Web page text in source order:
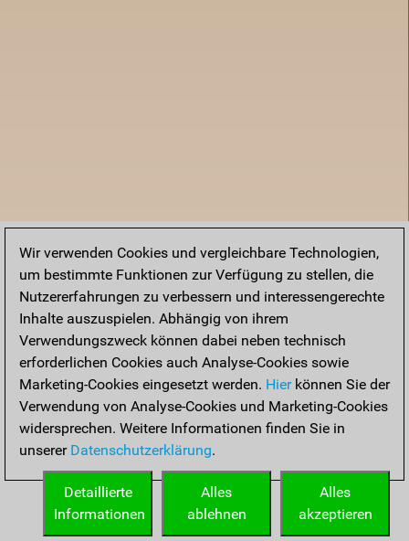
Startseite
Wir verwenden Cookies und vergleichbare Technologien,
um bestimmte Funktionen zur Verfügung zu stellen, die
Nutzererfahrungen zu verbessern und interessengerechte
Inhalte auszuspielen. Abhängig von ihrem
Verwendungszweck können dabei neben technisch
erforderlichen Cookies auch Analyse-Cookies sowie
Marketing-Cookies eingesetzt werden. Hierkönnen Sie der
Verwendung von Analyse-Cookies und Marketing-Cookies
widersprechen. Weitere Informationen finden Sie in
unserer Datenschutzerklärung.
Alles
akzeptieren
Alles
ablehnen
Detaillierte
Informationen